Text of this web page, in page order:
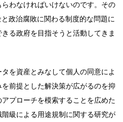
わなければいけないのです。その
政治腐敗に関わる制度的な問題に
る政府を目指そうと活動してきま
を資産とみなして個人の同意によ
前提とした解決策が広がるのを抑
プローチを模索することを広めた
級による用途規制に関する研究が